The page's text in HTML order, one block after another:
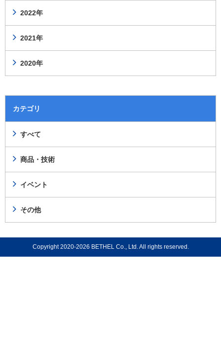
2022年
2021年
2020年
カテゴリ
すべて
商品・技術
イベント
その他
Copyright 2020-2026 BETHEL Co., Ltd. All rights reserved.